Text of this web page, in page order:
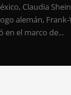
Claudia
alemán,
en el marco de...